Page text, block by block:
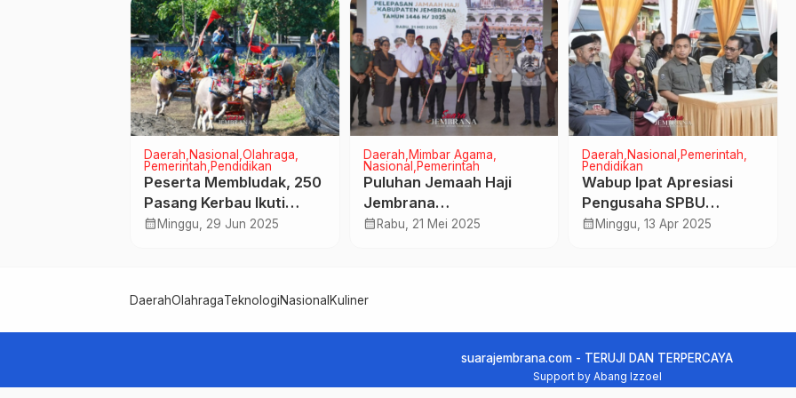
Daerah Nasional Olahraga
Pemerintah Pendidikan
Peserta Membludak, 250
Pasang Kerbau Ikuti
Makepung Kapolda CUP
calendar_month Minggu, 29 Jun 2025
Daerah Mimbar Agama
Nasional
Pemerintah
Puluhan Jemaah Haji
Jembrana
Diberangkatkan Menuju
calendar_month Rabu, 21 Mei 2025
Daerah Nasional
Pemerintah
Pendidikan
Wabup Ipat Apresiasi
Pengusaha SPBU
Bagikan Paket Sembako
calendar_monthMinggu, 13 Apr 2025
DaerahOlahragaTeknologiNasional Kuliner
suarajembrana.com - TERUJI DAN TERPERCAYA
Support by Abang Izzoel